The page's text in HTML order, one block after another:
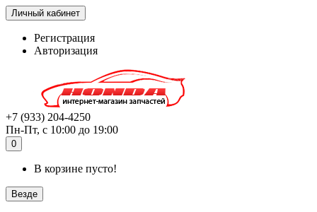
Личный кабинет
Регистрация
Авторизация
+7 (933) 204-4250
Пн-Пт, с 10:00 до 19:00
0
В корзине пусто!
Везде